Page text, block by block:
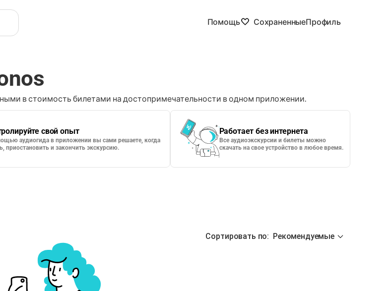
Помощь СохраненныеПрофиль
в стоимость билетами на достопримечательности в одном приложении.
свой опыт
аудиогида в приложении вы сами решаете, когда
приостановить и закончить экскурсию.
Работает без интернета
Все аудиоэкскурсии и билеты можно
скачать на свое устройство в любое время.
Сортировать по: Рекомендуемые